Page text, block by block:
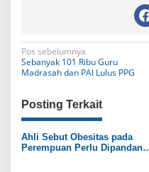
N
a
v
i
g
a
Pos sebelumnya
Sebanyak 101 Ribu Guru
Madrasah dan PAI Lulus PPG
Posting Terkait
Ahli Sebut Obesitas pada
Perempuan Perlu Dipandang